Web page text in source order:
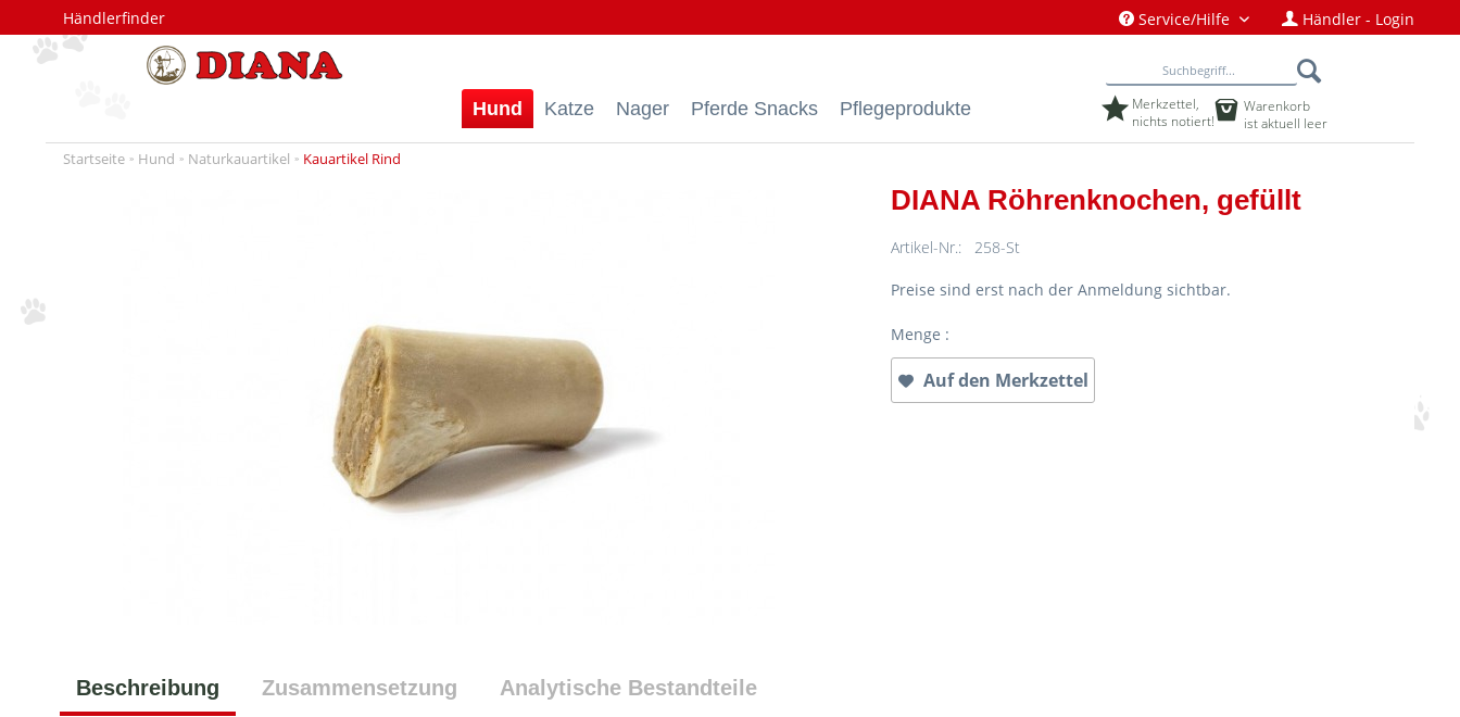
Händlerfinder Service/Hilfe Händler - Login
Hund Katze Nager Pferde Snacks Pflegeprodukte
Merkzettel,
nichts notiert!
Warenkorb
ist aktuell leer
Startseite Hund Naturkauartikel Kauartikel Rind
DIANA Röhrenknochen, gefüllt
Artikel-Nr.: 258-St
Preise sind erst nach der Anmeldung sichtbar.
Menge :
Auf den Merkzettel
Beschreibung Zusammensetzung Analytische Bestandteile